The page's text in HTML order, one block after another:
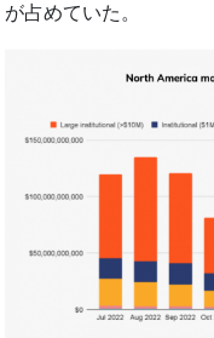
が占めていた。